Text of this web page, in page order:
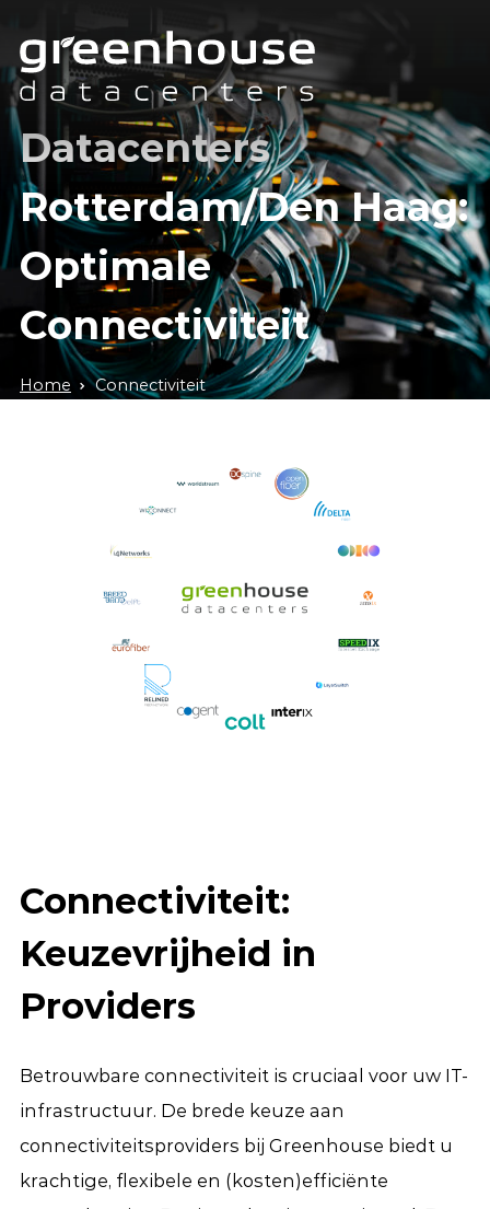
Datacenters
Rotterdam/Den Haag:
Optimale
Connectiviteit
Home Connectiviteit
Connectiviteit:
Keuzevrijheid in
Providers
Betrouwbare connectiviteit is cruciaal voor uw IT-
infrastructuur. De brede keuze aan
connectiviteitsproviders bij Greenhouse biedt u
krachtige, flexibele en (kosten)efficiënte